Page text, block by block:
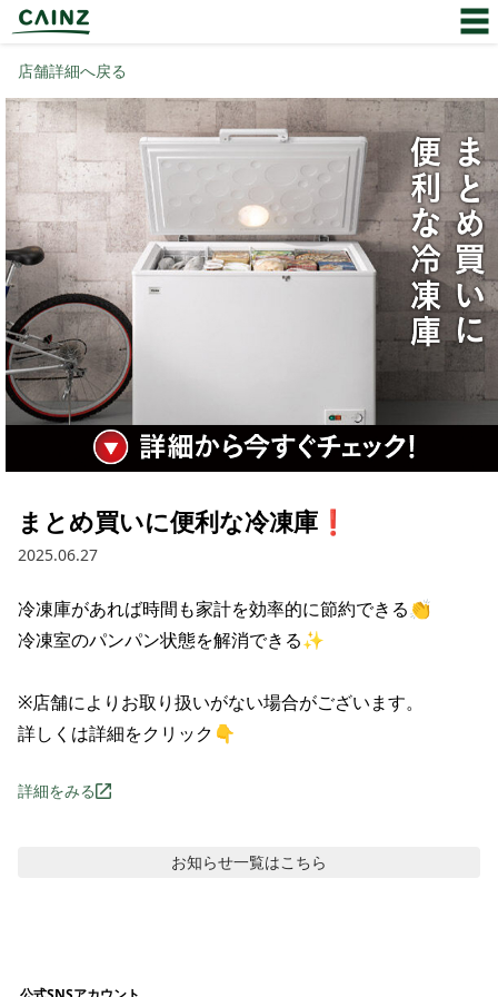
店舗詳細へ戻る
まとめ買いに便利な冷凍庫❗
2025.06.27
冷凍庫があれば時間も家計を効率的に節約できる👏
冷凍室のパンパン状態を解消できる✨
※店舗によりお取り扱いがない場合がございます。
詳しくは詳細をクリック👇
詳細をみる
お知らせ一覧はこちら